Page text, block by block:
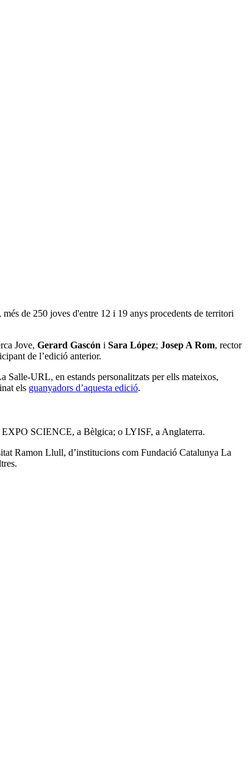
de 250 joves d'entre 12 i 19 anys procedents de territori
Jove, Gerard Gascón i Sara López; Josep A Rom, rector
de l’edició anterior.
Salle-URL, en estands personalitzats per ells mateixos,
els guanyadors d’aquesta edició.
SCIENCE, a Bèlgica; o LYISF, a Anglaterra.
Ramon Llull, d’institucions com Fundació Catalunya La